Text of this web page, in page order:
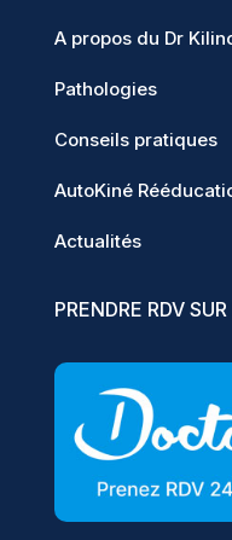
A propos du Dr
Pathologies
Conseils pratiques
AutoKiné
Actualités
PRENDRE RDV